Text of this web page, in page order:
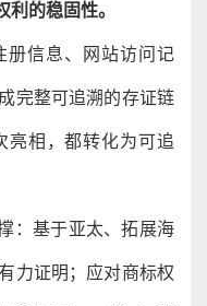
的稳固性。
册信息、网站访问记
完整可追溯的存证链
亮相，都转化为可追
：基于亚太、拓展海
力证明；应对商标权